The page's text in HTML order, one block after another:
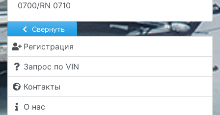
Свернуть
Регистрация
Запрос по VIN
Контакты
О нас
0700/RN 0710